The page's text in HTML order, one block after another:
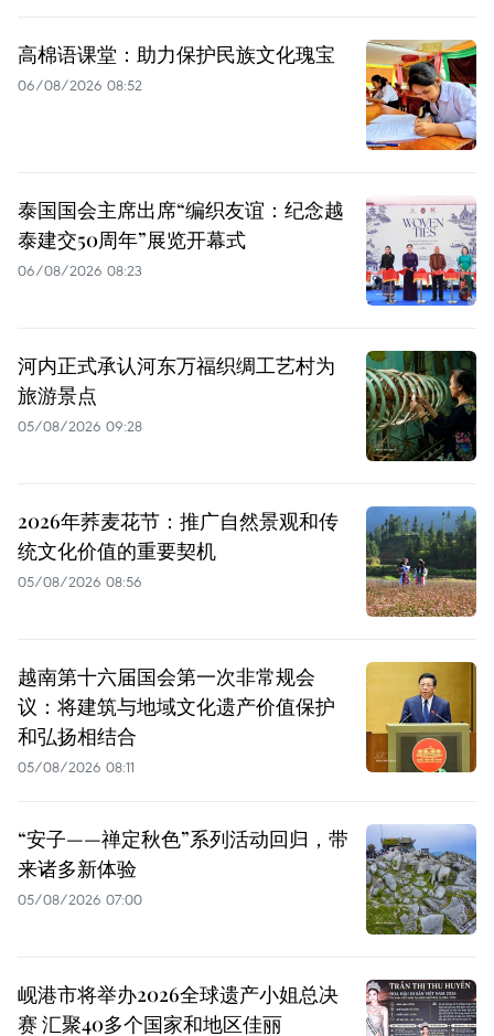
高棉语课堂：助力保护民族文化瑰宝
06/08/2026 08:52
泰国国会主席出席“编织友谊：纪念越
泰建交50周年”展览开幕式
06/08/2026 08:23
河内正式承认河东万福织绸工艺村为
旅游景点
05/08/2026 09:28
2026年荞麦花节：推广自然景观和传
统文化价值的重要契机
05/08/2026 08:56
越南第十六届国会第一次非常规会
议：将建筑与地域文化遗产价值保护
和弘扬相结合
05/08/2026 08:11
“安子——禅定秋色”系列活动回归，带
来诸多新体验
05/08/2026 07:00
岘港市将举办2026全球遗产小姐总决
赛 汇聚40多个国家和地区佳丽